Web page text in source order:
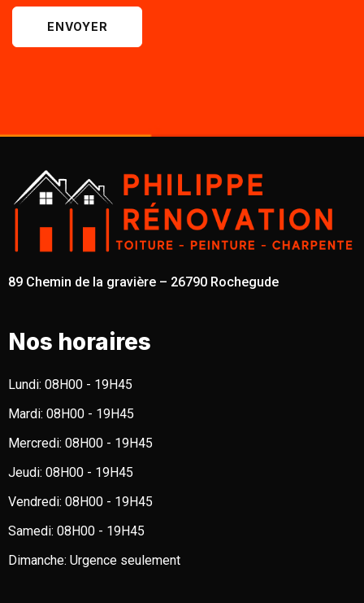
ENVOYER
89 Chemin de la gravière – 26790 Rochegude
Nos horaires
Lundi: 08H00 - 19H45
Mardi: 08H00 - 19H45
Mercredi: 08H00 - 19H45
Jeudi: 08H00 - 19H45
Vendredi: 08H00 - 19H45
Samedi: 08H00 - 19H45
Dimanche: Urgence seulement